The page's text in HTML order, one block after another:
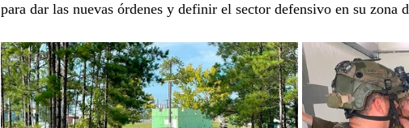
para dar las nuevas órdenes y definir el sector defensivo en su zona